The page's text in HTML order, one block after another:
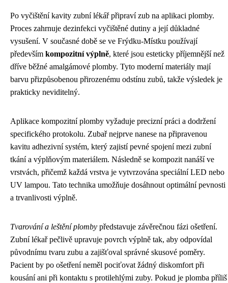
Po vyčištění kavity zubní lékář připraví zub na aplikaci plomby.
Proces zahrnuje dezinfekci vyčištěné dutiny a její důkladné
vysušení. V současné době se ve Frýdku-Místku používají
především kompozitní výplně, které jsou esteticky příjemnější než
dříve běžné amalgámové plomby. Tyto moderní materiály mají
barvu přizpůsobenou přirozenému odstínu zubů, takže výsledek je
prakticky neviditelný.
Aplikace kompozitní plomby vyžaduje precizní práci a dodržení
specifického protokolu. Zubař nejprve nanesе na připravenou
kavitu adhezivní systém, který zajistí pevné spojení mezi zubní
tkání a výplňovým materiálem. Následně se kompozit nanáší ve
vrstvách, přičemž každá vrstva je vytvrzována speciální LED nebo
UV lampou. Tato technika umožňuje dosáhnout optimální pevnosti
a trvanlivosti výplně.
Tvarování a leštění plomby představuje závěrečnou fázi ošetření.
Zubní lékař pečlivě upravuje povrch výplně tak, aby odpovídal
původnímu tvaru zubu a zajišťoval správné skusové poměry.
Pacient by po ošetření neměl pociťovat žádný diskomfort při
kousání ani při kontaktu s protilehlými zuby. Pokud je plomba příliš